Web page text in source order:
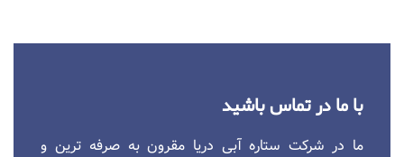
با ما در تماس باشید
ما در شرکت ستاره آبی دریا مقرون به صرفه ترین و